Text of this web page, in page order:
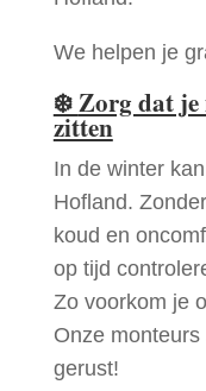
We helpen je
❄️Zorg dat je
zitten
In de winter
Hofland.
koud en
op tijd
Zo voorkom je
Onze
gerust!